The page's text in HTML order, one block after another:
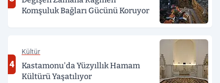
Komşuluk Bağları Gücünü Koruyor
4
Kültür
Kastamonu'da Yüzyıllık Hamam
Kültürü Yaşatılıyor